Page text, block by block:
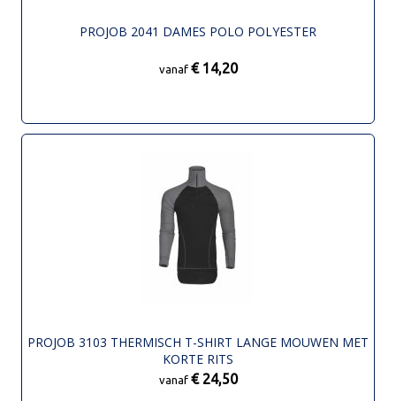
PROJOB 2041 DAMES POLO POLYESTER
vanaf € 14,20
PROJOB 3103 THERMISCH T-SHIRT LANGE MOUWEN MET
KORTE RITS
vanaf € 24,50